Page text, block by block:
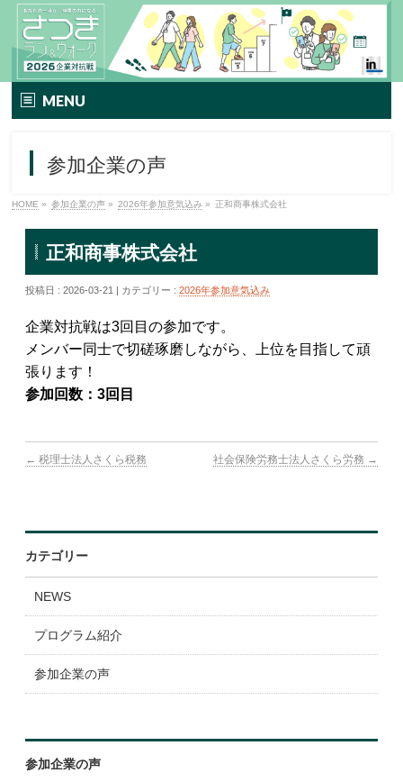
MENU
エントリー方法
TIPNESSメニュー
参加特典
参加企業
よくある質問
参加企業の声
HOME » 参加企業の声 » 2026年参加意気込み » 正和商事株式会社
正和商事株式会社
投稿日 : 2026-03-21 | カテゴリー :2026年参加意気込み
企業対抗戦は3回目の参加です。
メンバー同士で切磋琢磨しながら、上位を目指して頑
張ります！
参加回数：3回目
← 税理士法人さくら税務 社会保険労務士法人さくら労務 →
カテゴリー
NEWS
プログラム紹介
参加企業の声
参加企業の声